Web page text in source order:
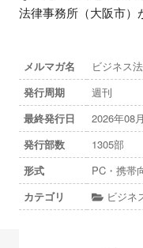
法律事務所（大阪市）
メルマガ名
ビジネス
発行周期
週刊
最終発行日
2026年08
発行部数
1305部
形式
PC・携帯
カテゴリ
ビジネ